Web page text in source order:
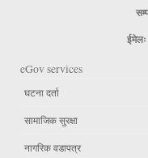
ईमेलः
eGov services
घटना दर्ता
सामाजिक सुरक्षा
नागरिक वडापत्र